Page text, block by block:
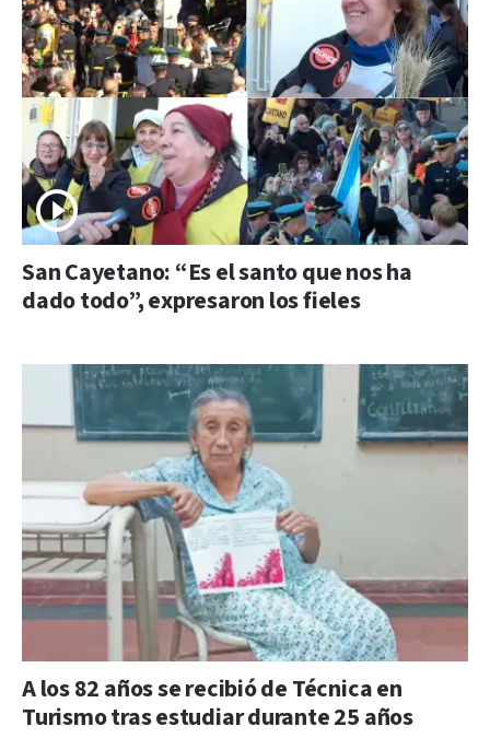
San Cayetano: “Es el santo que nos ha
dado todo”, expresaron los fieles
A los 82 años se recibió de Técnica en
Turismo tras estudiar durante 25 años